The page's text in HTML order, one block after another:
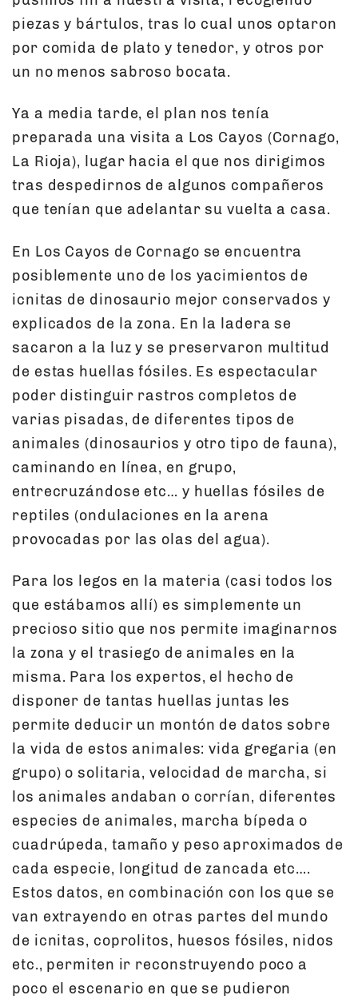
piezas y bártulos, tras lo cual unos optaron
por comida de plato y tenedor, y otros por
un no menos sabroso bocata.
Ya a media tarde, el plan nos tenía
preparada una visita a Los Cayos (Cornago,
La Rioja), lugar hacia el que nos dirigimos
tras despedirnos de algunos compañeros
que tenían que adelantar su vuelta a casa.
En Los Cayos de Cornago se encuentra
posiblemente uno de los yacimientos de
icnitas de dinosaurio mejor conservados y
explicados de la zona. En la ladera se
sacaron a la luz y se preservaron multitud
de estas huellas fósiles. Es espectacular
poder distinguir rastros completos de
varias pisadas, de diferentes tipos de
animales (dinosaurios y otro tipo de fauna),
caminando en línea, en grupo,
entrecruzándose etc… y huellas fósiles de
reptiles (ondulaciones en la arena
provocadas por las olas del agua).
Para los legos en la materia (casi todos los
que estábamos allí) es simplemente un
precioso sitio que nos permite imaginarnos
la zona y el trasiego de animales en la
misma. Para los expertos, el hecho de
disponer de tantas huellas juntas les
permite deducir un montón de datos sobre
la vida de estos animales: vida gregaria (en
grupo) o solitaria, velocidad de marcha, si
los animales andaban o corrían, diferentes
especies de animales, marcha bípeda o
cuadrúpeda, tamaño y peso aproximados de
cada especie, longitud de zancada etc….
Estos datos, en combinación con los que se
van extrayendo en otras partes del mundo
de icnitas, coprolitos, huesos fósiles, nidos
etc., permiten ir reconstruyendo poco a
poco el escenario en que se pudieron